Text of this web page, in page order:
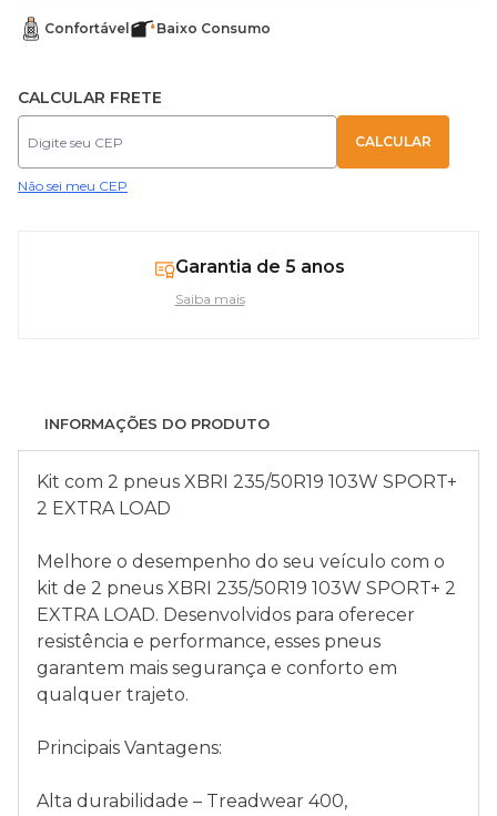
Confortável Baixo Consumo
CALCULAR FRETE
Não sei meu CEP
Garantia de 5 anos
Saiba mais
INFORMAÇÕES DO PRODUTO
Kit com 2 pneus XBRI 235/50R19 103W SPORT+
2 EXTRA LOAD
Melhore o desempenho do seu veículo com o
kit de 2 pneus XBRI 235/50R19 103W SPORT+ 2
EXTRA LOAD. Desenvolvidos para oferecer
resistência e performance, esses pneus
garantem mais segurança e conforto em
qualquer trajeto.
Principais Vantagens:
Alta durabilidade – Treadwear 400,